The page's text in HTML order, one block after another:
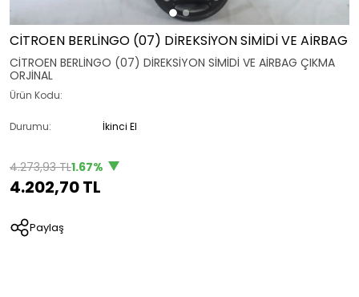
CİTROEN BERLİNGO (07) DİREKSİYON SİMİDİ VE AİRBAG
CİTROEN BERLİNGO (07) DİREKSİYON SİMİDİ VE AİRBAG ÇIKMA
ORJİNAL
Ürün Kodu:
Durumu: İkinci El
4.273,93 TL1.67%
4.202,70 TL
Paylaş